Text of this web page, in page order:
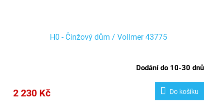
H0 - Činžový dům / Vollmer 43775
Dodání do 10-30 dnů
2 230 Kč Do košíku